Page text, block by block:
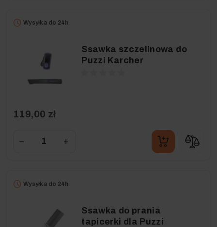
Wysyłka do 24h
Ssawka szczelinowa do
Puzzi Karcher
119,00 zł
− +
Wysyłka do 24h
Ssawka do prania
tapicerki dla Puzzi